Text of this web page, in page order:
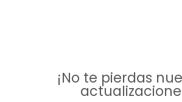
¡No te pierdas